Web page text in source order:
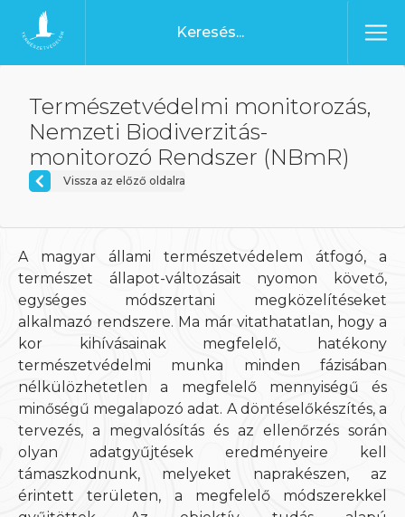
Ugrás a tartalomhoz
Főoldal
Természetvédelmi monitorozás,
Nemzeti Biodiverzitás-
monitorozó Rendszer (NBmR)
Vissza az előző oldalra
A magyar állami természetvédelem átfogó, a
természet állapot-változásait nyomon követő,
egységes módszertani megközelítéseket
alkalmazó rendszere. Ma már vitathatatlan, hogy a
kor kihívásainak megfelelő, hatékony
természetvédelmi munka minden fázisában
nélkülözhetetlen a megfelelő mennyiségű és
minőségű megalapozó adat. A döntéselőkészítés, a
tervezés, a megvalósítás és az ellenőrzés során
olyan adatgyűjtések eredményeire kell
támaszkodnunk, melyeket naprakészen, az
érintett területen, a megfelelő módszerekkel